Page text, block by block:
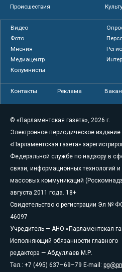
Происшествия
Видео
Фото
Мнения
Медиацентр
Колумнисты
Контакты Реклама
© «Парламентская газета», 2026 г.
Электронное периодическое издание
«Парламентская газета»
Федеральной службе по надзору в
связи, информационных технологий и
массовых коммуникаций
августа 2011 года. 18+
Свидетельство о регистрации Эл №
46097
Учредитель — АНО «Парламентская
Исполняющий обязанности главного
редактора — Абдуллаев М.Р.
Тел.: +7 (495) 637–69–79 E-mail: